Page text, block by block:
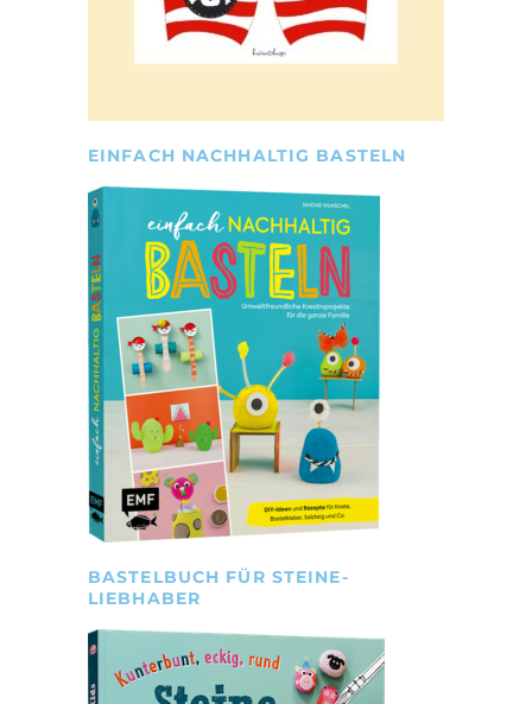
EINFACH NACHHALTIG BASTELN
BASTELBUCH FÜR STEINE-
LIEBHABER